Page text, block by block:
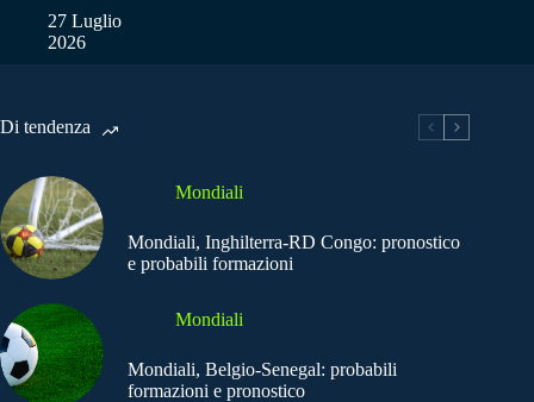
27 Luglio
2026
Di tendenza
Mondiali
Mondiali, Inghilterra-RD Congo: pronostico
e probabili formazioni
Mondiali
Mondiali, Belgio-Senegal: probabili
formazioni e pronostico